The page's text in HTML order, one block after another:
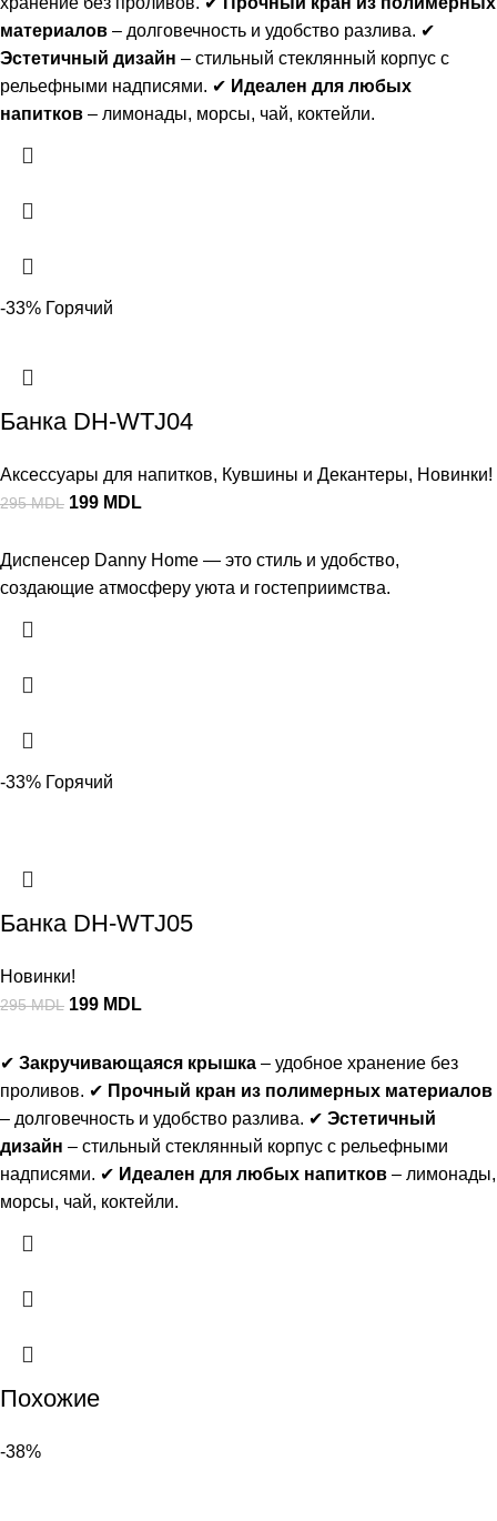
материалов – долговечность и удобство разлива. ✔
Эстетичный дизайн – стильный стеклянный корпус с
рельефными надписями. ✔ Идеален для любых
напитков – лимонады, морсы, чай, коктейли.
-33% Горячий
Банка DH-WTJ04
Аксессуары для напитков, Кувшины и Декантеры, Новинки!
295MDL 199 MDL
Диспенсер Danny Home — это стиль и удобство,
создающие атмосферу уюта и гостеприимства.
-33% Горячий
Банка DH-WTJ05
Новинки!
295MDL 199 MDL
✔ Закручивающаяся крышка – удобное хранение без
проливов. ✔ Прочный кран из полимерных материалов
– долговечность и удобство разлива. ✔ Эстетичный
дизайн – стильный стеклянный корпус с рельефными
надписями. ✔ Идеален для любых напитков – лимонады,
морсы, чай, коктейли.
Похожие
-38%